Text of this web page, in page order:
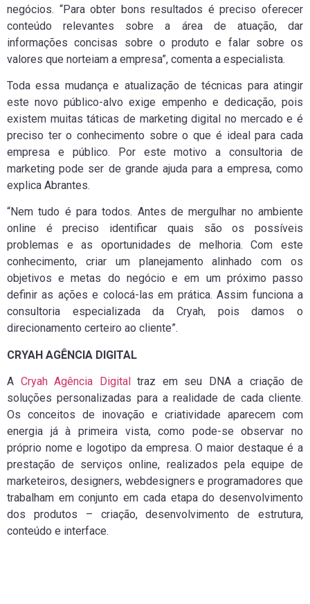
negócios. “Para obter bons resultados é preciso oferecer
conteúdo relevantes sobre a área de atuação, dar
informações concisas sobre o produto e falar sobre os
valores que norteiam a empresa”, comenta a especialista.
Toda essa mudança e atualização de técnicas para atingir
este novo público-alvo exige empenho e dedicação, pois
existem muitas táticas de marketing digital no mercado e é
preciso ter o conhecimento sobre o que é ideal para cada
empresa e público. Por este motivo a consultoria de
marketing pode ser de grande ajuda para a empresa, como
explica Abrantes.
“Nem tudo é para todos. Antes de mergulhar no ambiente
online é preciso identificar quais são os possíveis
problemas e as oportunidades de melhoria. Com este
conhecimento, criar um planejamento alinhado com os
objetivos e metas do negócio e em um próximo passo
definir as ações e colocá-las em prática. Assim funciona a
consultoria especializada da Cryah, pois damos o
direcionamento certeiro ao cliente”.
CRYAH AGÊNCIA DIGITAL
A Cryah Agência Digitaltraz em seu DNA a criação de
soluções personalizadas para a realidade de cada cliente.
Os conceitos de inovação e criatividade aparecem com
energia já à primeira vista, como pode-se observar no
próprio nome e logotipo da empresa. O maior destaque é a
prestação de serviços online, realizados pela equipe de
marketeiros, designers, webdesigners e programadores que
trabalham em conjunto em cada etapa do desenvolvimento
dos produtos – criação, desenvolvimento de estrutura,
conteúdo e interface.